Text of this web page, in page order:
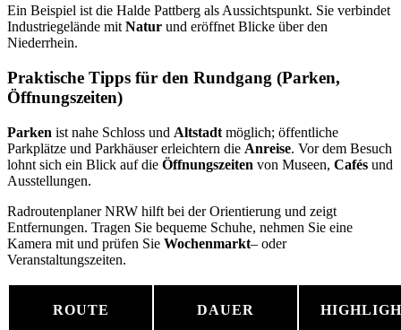
Ein Beispiel ist die Halde Pattberg als Aussichtspunkt. Sie verbindet
Industriegelände mit Natur und eröffnet Blicke über den
Niederrhein.
Praktische Tipps für den Rundgang (Parken,
Öffnungszeiten)
Parken ist nahe Schloss und Altstadt möglich; öffentliche
Parkplätze und Parkhäuser erleichtern die Anreise. Vor dem Besuch
lohnt sich ein Blick auf die Öffnungszeiten von Museen, Cafés und
Ausstellungen.
Radroutenplaner NRW hilft bei der Orientierung und zeigt
Entfernungen. Tragen Sie bequeme Schuhe, nehmen Sie eine
Kamera mit und prüfen Sie Wochenmarkt– oder
Veranstaltungszeiten.
ROUTE DAUER